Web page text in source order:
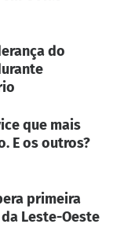
do
que mais
E os outros?
primeira
Leste-Oeste